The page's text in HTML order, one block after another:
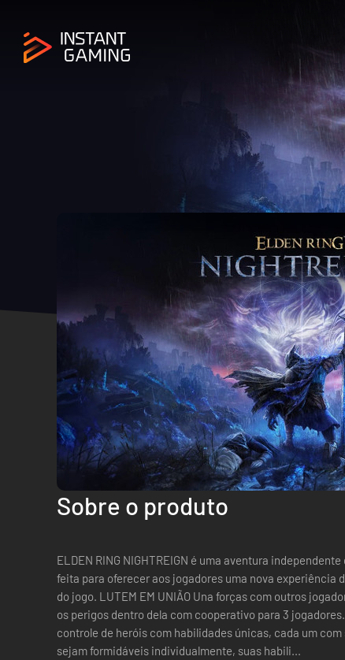
Sobre o produto
ELDEN RING NIGHTREIGN é uma aventura
feita para oferecer aos jogadores uma nova experiência
do jogo. LUTEM EM UNIÃO Una forças com outros jogadores para enfrentar a noite expansiva e
os perigos dentro dela com cooperativo para 3 jogadores. TORNE-SE UM HERÓI Assuma o
controle de heróis com habilidades únicas, cada um
sejam formidáveis individualmente, suas habili...